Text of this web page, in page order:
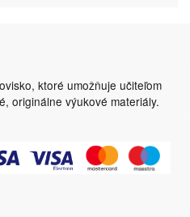
ktoré umožňuje učiteľom
originálne výukové materiály.